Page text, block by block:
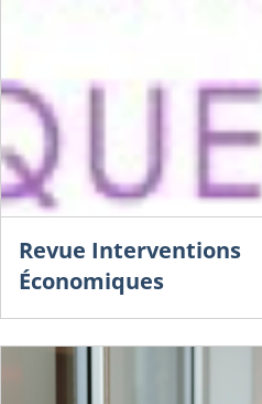
Revue Interventions
Économiques